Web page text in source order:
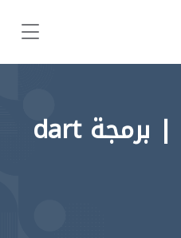
مدرس اون لاين | برمجة dart